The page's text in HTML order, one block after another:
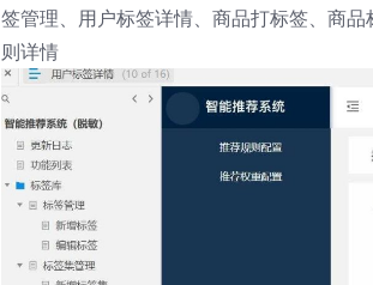
签管理、用户标签详情、商品打标签、商
则详情